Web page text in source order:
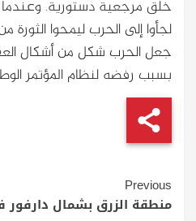
خلق مرجعية دستورية.
لجأوا إلى الحرب ليمحوا الثورة
جعل الحرب شكل من أشكال
بسبب رفضه لنظام المؤتمر
Continue
Reading
Previous
منطقة الزرق بشمال دارفور